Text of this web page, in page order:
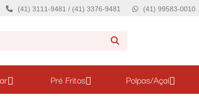
(41) 3111-9481 / (41) 3376-9481 (41) 99583-0010
Pré Fritos Polpas/Açaí